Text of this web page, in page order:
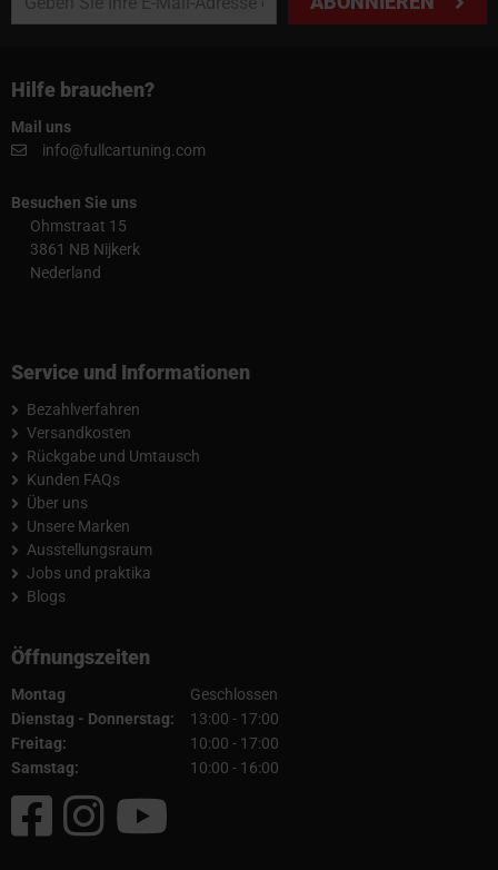
Hilfe brauchen?
Mail uns
info@fullcartuning.com
Besuchen Sie uns
Ohmstraat 15
3861 NB Nijkerk
Nederland
Service und Informationen
Bezahlverfahren
Versandkosten
Rückgabe und Umtausch
Kunden FAQs
Über uns
Unsere Marken
Ausstellungsraum
Jobs und praktika
Blogs
Öffnungszeiten
Montag
Geschlossen
Dienstag - Donnerstag:
13:00 - 17:00
Freitag:
10:00 - 17:00
Samstag:
10:00 - 16:00